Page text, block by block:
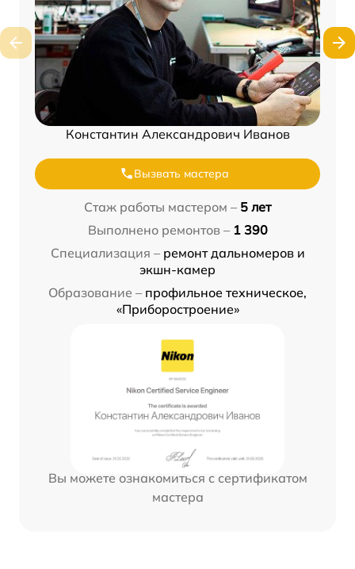
Константин Александрович Иванов
Вызвать мастера
Стаж работы мастером – 5 лет
Выполнено ремонтов – 1 390
Специализация – ремонт дальномеров и
экшн-камер
Образование – профильное техническое,
«Приборостроение»
Вы можете ознакомиться с сертификатом
мастера